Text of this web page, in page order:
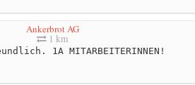
Ankerbrot AG
1 km
1A MITARBEITERINNEN!